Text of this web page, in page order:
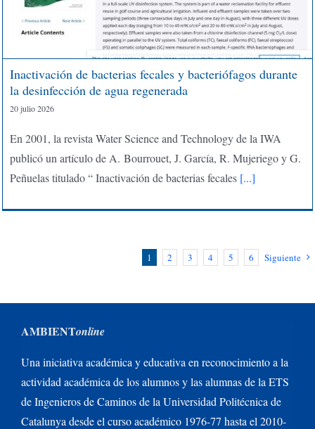
Inactivación de bacterias fecales y bacteriófagos durante
la desinfección de agua regenerada
20 julio 2026
En 2001, la revista Water Science and Technology de la IWA
publicó un artículo de A. Bourrouet, J. García, R. Mujeriego y G.
Peñuelas titulado “ Inactivación de bacterias fecales[...]
1 2 3 4 5 6 Siguiente
AMBIENTonline
Una iniciativa académica y educativa en reconocimiento a la
actividad académica de los alumnos y las alumnas de la ETS
de Ingenieros de Caminos de la Universidad Politécnica de
Catalunya desde el curso académico 1976-77 hasta el 2010-